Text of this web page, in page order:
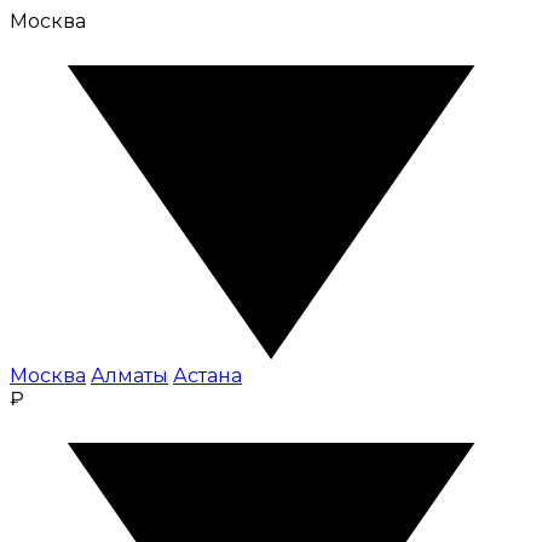
Москва
Москва Алматы Астана
₽